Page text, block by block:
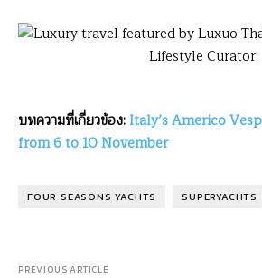
บทความที่เกี่ยวข้อง: Italy’s Americo
from 6 to 10 November
FOUR SEASONS YACHTS SUPERYACHTS
PREVIOUS ARTICLE